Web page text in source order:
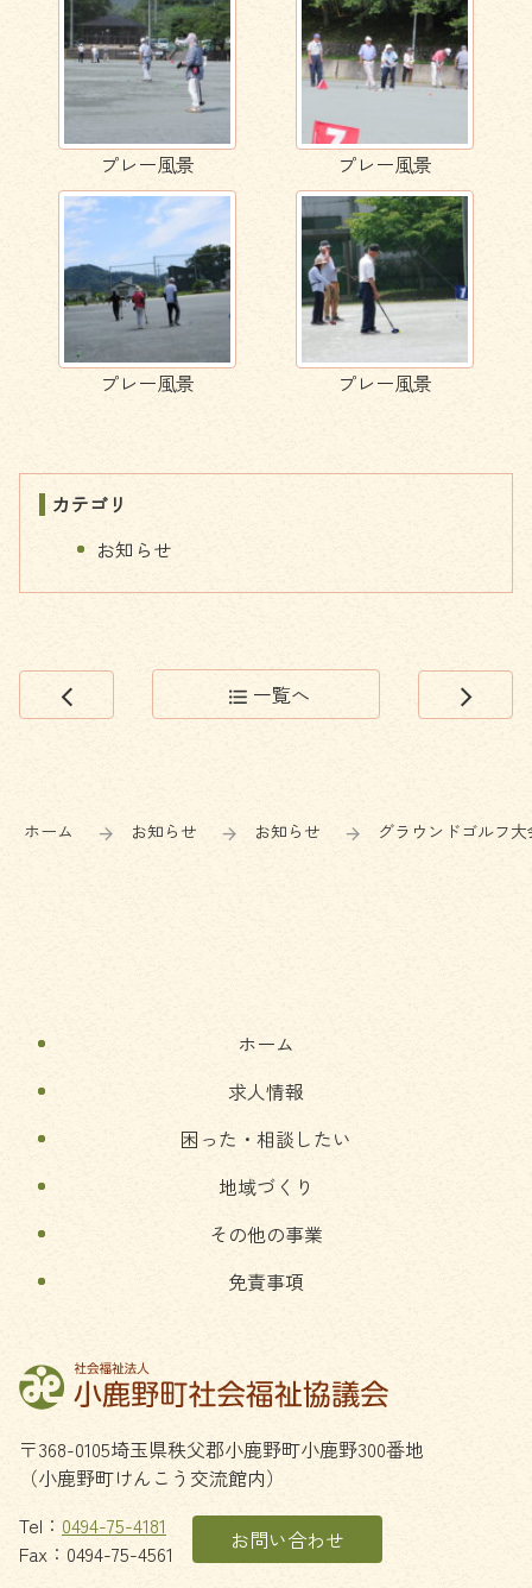
プレー風景 プレー風景
プレー風景 プレー風景
カテゴリ
お知らせ
arrow_back_ios format_list_bulleted 一覧へ arrow_forward_ios
ホーム お知らせ お知らせ グラウンドゴルフ
〒368-0105埼玉県秩父郡小鹿野町小鹿野300番地
（小鹿野町けんこう交流館内）
Tel： 0494-75-4181
Fax：0494-75-4561
お問い合わせ
ホーム
求人情報
困った・相談したい
地域づくり
その他の事業
免責事項